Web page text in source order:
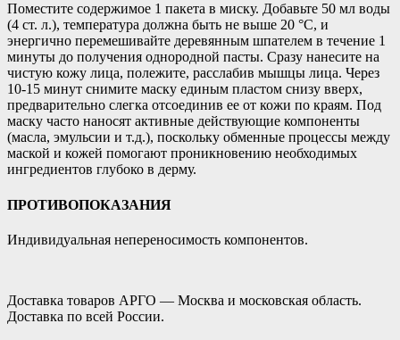
Поместите содержимое 1 пакета в миску. Добавьте 50 мл воды
(4 ст. л.), температура должна быть не выше 20 °С, и
энергично перемешивайте деревянным шпателем в течение 1
минуты до получения однородной пасты. Сразу нанесите на
чистую кожу лица, полежите, расслабив мышцы лица. Через
10-15 минут снимите маску единым пластом снизу вверх,
предварительно слегка отсоединив ее от кожи по краям. Под
маску часто наносят активные действующие компоненты
(масла, эмульсии и т.д.), поскольку обменные процессы между
маской и кожей помогают проникновению необходимых
ингредиентов глубоко в дерму.
ПРОТИВОПОКАЗАНИЯ
Индивидуальная непереносимость компонентов.
Доставка товаров АРГО — Москва и московская область.
Доставка по всей России.